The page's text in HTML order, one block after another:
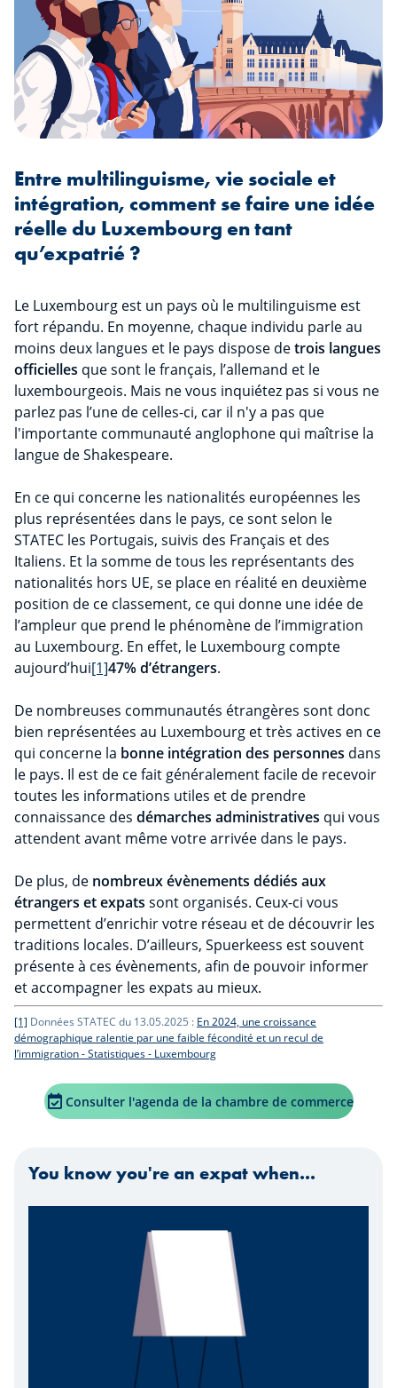
Entre multilinguisme, vie sociale et
intégration, comment se faire une idée
réelle du Luxembourg en tant
qu’expatrié ?
Le Luxembourg est un pays où le multilinguisme est
fort répandu. En moyenne, chaque individu parle au
moins deux langues et le pays dispose detrois langues
officielles que sont le français, l’allemand et le
luxembourgeois. Mais ne vous inquiétez pas si vous ne
parlez pas l’une de celles-ci, car il n'y a pas que
l'importante communauté anglophone qui maîtrise la
langue de Shakespeare.
En ce qui concerne les nationalités européennes les
plus représentées dans le pays, ce sont selon le
STATEC les Portugais, suivis des Français et des
Italiens. Et la somme de tous les représentants des
nationalités hors UE, se place en réalité en deuxième
position de ce classement, ce qui donne une idée de
l’ampleur que prend le phénomène de l’immigration
au Luxembourg. En effet, le Luxembourg compte
aujourd’hui[1]47% d’étrangers.
De nombreuses communautés étrangères sont donc
bien représentées au Luxembourg et très actives en ce
qui concerne la bonne intégration des personnes dans
le pays. Il est de ce fait généralement facile de recevoir
toutes les informations utiles et de prendre
connaissance des démarches administratives qui vous
attendent avant même votre arrivée dans le pays.
De plus, de nombreux évènements dédiés aux
étrangers et expats sont organisés. Ceux-ci vous
permettent d’enrichir votre réseau et de découvrir les
traditions locales. D’ailleurs, Spuerkeess est souvent
présente à ces évènements, afin de pouvoir informer
et accompagner les expats au mieux.
[1] Données STATEC du 13.05.2025 : En 2024, une croissance
démographique ralentie par une faible fécondité et un recul de
l’immigration - Statistiques - Luxembourg
Consulter l'agenda de la chambre de commerce
You know you're an expat when...